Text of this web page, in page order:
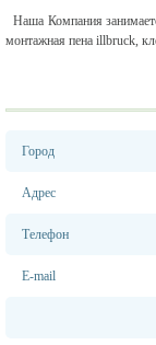
Наша Компания
монтажная пена illbruck,
Город
Адрес
Телефон
E-mail